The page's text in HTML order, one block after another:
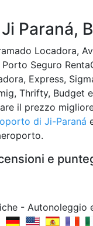
Paraná,
Locadora,
Seguro
Express,
Thrifty, Budget
il prezzo
di Ji-Paraná
e
- Autonoleggio